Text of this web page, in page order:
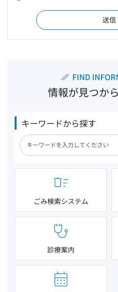
情報が見つか
キーワードから探す
ごみ検索システム
診療案内